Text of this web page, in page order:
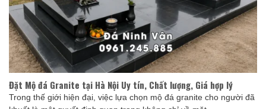
Đặt Mộ đá Granite tại Hà Nội Uy tín, Chất lượng, Giá hợp lý
Trong thế giới hiện đại, việc lựa chọn mộ đá granite cho người đã